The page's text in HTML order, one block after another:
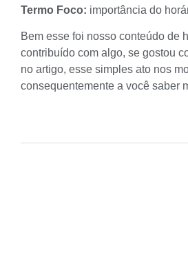
Termo Foco: importância do
Bem esse foi nosso conteúdo de
contribuído com algo, se gostou
no artigo, esse simples ato nos
consequentemente a você saber